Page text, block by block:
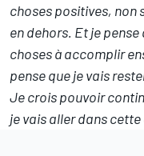
choses positives, non
en dehors. Et je
choses à accomplir
pense que je vais
Je crois pouvoir
je vais aller dans